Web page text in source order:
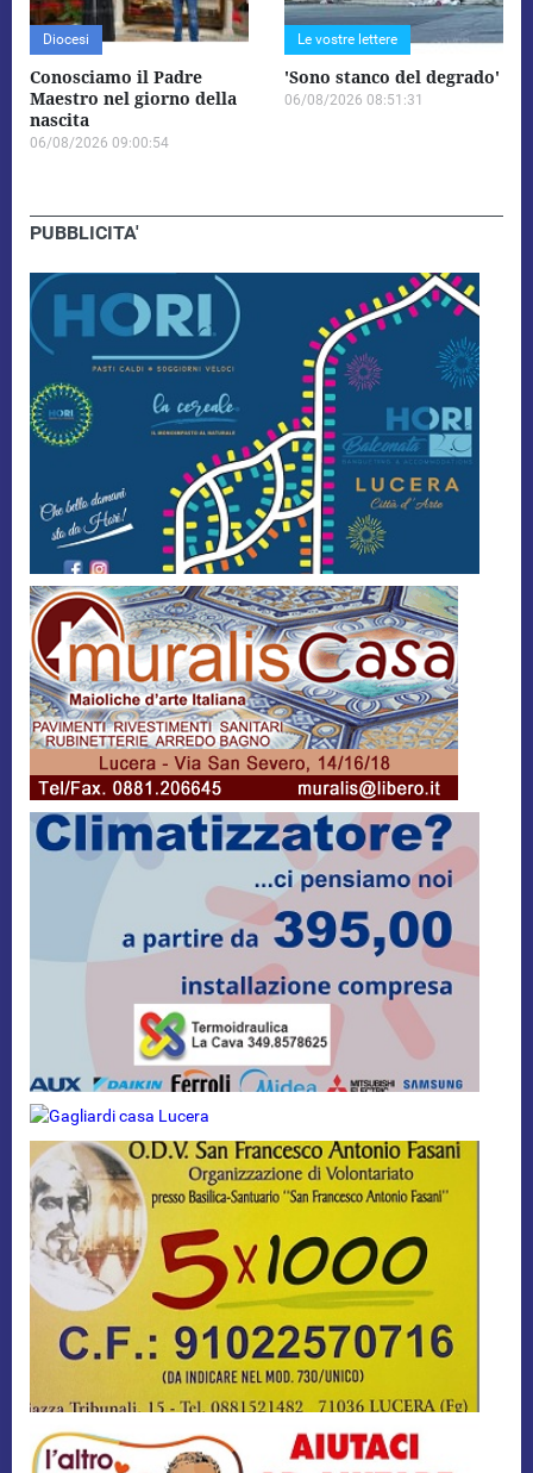
Diocesi
Conosciamo il Padre
Maestro nel giorno della
nascita
06/08/2026 09:00:54
Le vostre lettere
'Sono stanco del degrado'
06/08/2026 08:51:31
PUBBLICITA'